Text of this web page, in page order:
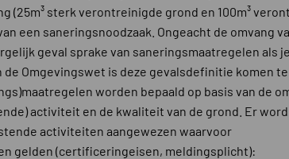
(25m³ sterk verontreinigde grond en 100m³
een saneringsnoodzaak. Ongeacht de omvang
geval sprake van saneringsmaatregelen als
de Omgevingswet is deze gevalsdefinitie komen te
worden bepaald op basis van de
activiteit en de kwaliteit van de grond. Er
activiteiten aangewezen waarvoor
gelden (certificeringeisen, meldingsplicht):